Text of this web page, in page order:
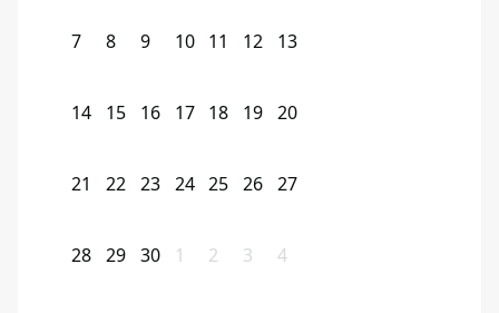
7 8 9 10 11 12 13
14 15 16 17 18 19 20
21 22 23 24 25 26 27
28 29 30 1 2 3 4